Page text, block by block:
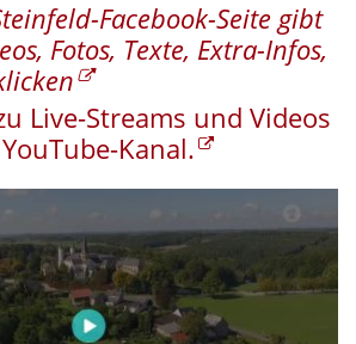
Facebook-Seite gibt
Fotos, Texte, Extra-Infos,
Live-Streams und Videos
Kanal.